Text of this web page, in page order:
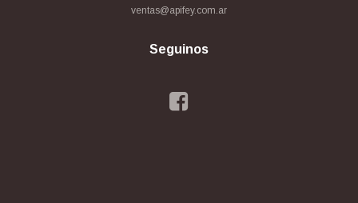
ventas@apifey.com.ar
Seguinos